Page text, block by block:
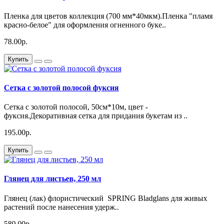
Пленка для цветов коллекция (700 мм*40мкм).Пленка "пламя
красно-белое" для оформления огненного буке..
78.00р.
Купить
Сетка с золотой полосой фуксия
Сетка с золотой полосой, 50см*10м, цвет -
фуксия.Декоративная сетка для придания букетам из ..
195.00р.
Купить
Глянец для листьев, 250 мл
Глянец (лак) флористический SPRING Bladglans для живых
растений после нанесения удерж..